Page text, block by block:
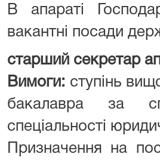
В апараті
вакантні посади
старший секретар
Вимоги: ступінь
бакалавра за
спеціальності
Призначення на